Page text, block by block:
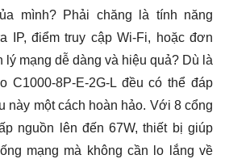
mình? Phải chăng là tính năng
IP, điểm truy cập Wi-Fi, hoặc đơn
lý mạng dễ dàng và hiệu quả? Dù là
C1000-8P-E-2G-L đều có thể đáp
này một cách hoàn hảo. Với 8 cổng
nguồn lên đến 67W, thiết bị giúp
mạng mà không cần lo lắng về